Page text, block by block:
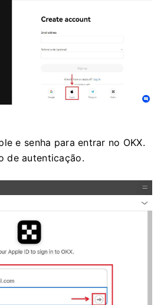
e senha para entrar no OKX.
de autenticação.